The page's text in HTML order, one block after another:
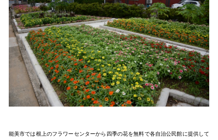
能美市では根上のフラワーセンターから四季の花を無料で各自治公民館に提供して